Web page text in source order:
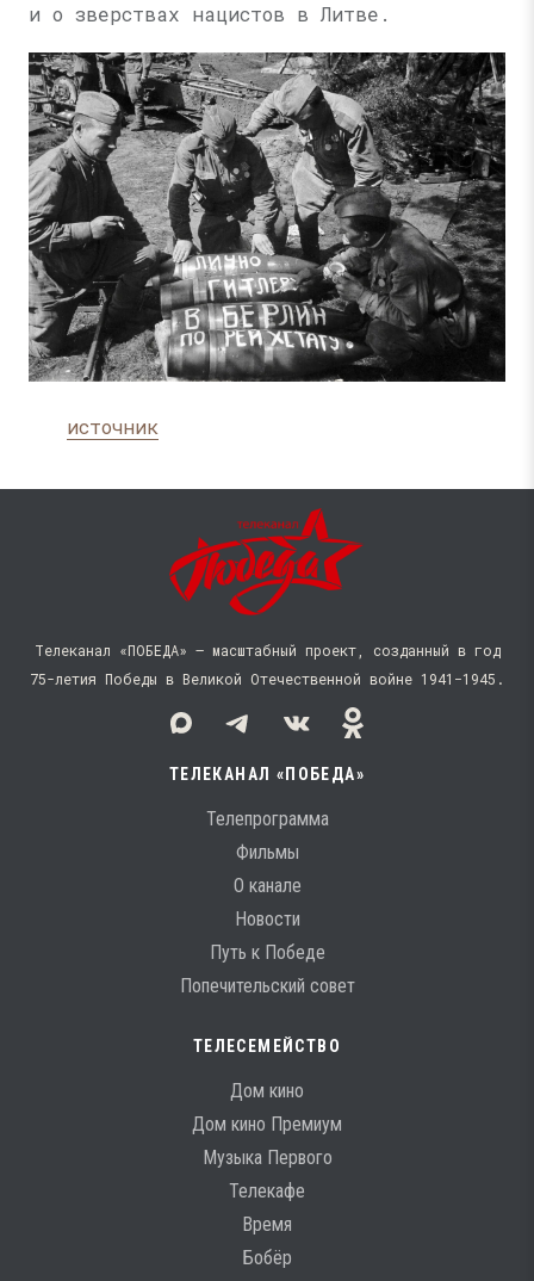
и о зверствах нацистов в Литве.
источник
Телеканал «ПОБЕДА» — масштабный проект, созданный в год
75-летия Победы в Великой Отечественной войне 1941−1945.
ТЕЛЕКАНАЛ «ПОБЕДА»
Телепрограмма
Фильмы
О канале
Новости
Путь к Победе
Попечительский совет
ТЕЛЕСЕМЕЙСТВО
Дом кино
Дом кино Премиум
Музыка Первого
Телекафе
Время
Бобёр